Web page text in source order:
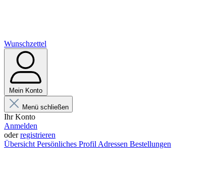
Wunschzettel
Mein Konto
Menü schließen
Ihr Konto
Anmelden
oderregistrieren
Übersicht Persönliches Profil Adressen Bestellungen